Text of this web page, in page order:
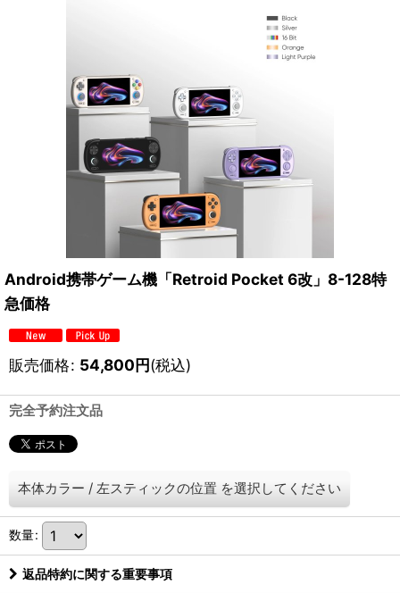
Android携帯ゲーム機「Retroid Pocket 6改」8-128特
急価格
販売価格: 54,800円(税込)
完全予約注文品
本体カラー / 左スティックの位置 を選択してください
数量:
返品特約に関する重要事項